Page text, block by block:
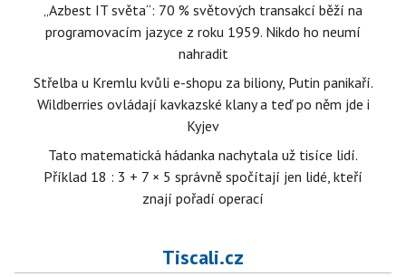
„Azbest IT světa“: 70 % světových transakcí běží na
programovacím jazyce z roku 1959. Nikdo ho neumí
nahradit
Střelba u Kremlu kvůli e-shopu za biliony, Putin panikaří.
Wildberries ovládají kavkazské klany a teď po něm jde i
Kyjev
Tato matematická hádanka nachytala už tisíce lidí.
Příklad 18 : 3 + 7 × 5 správně spočítají jen lidé, kteří
znají pořadí operací
Tiscali.cz